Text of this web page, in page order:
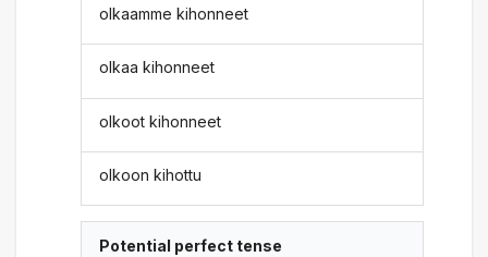
olkaamme kihonneet
olkaa kihonneet
olkoot kihonneet
olkoon kihottu
Potential perfect tense